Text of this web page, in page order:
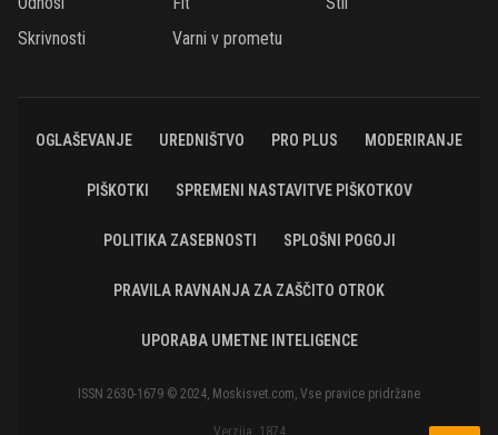
Skrivnosti
Varni v prometu
OGLAŠEVANJE UREDNIŠTVO PRO PLUS MODERIRANJE
PIŠKOTKI SPREMENI NASTAVITVE PIŠKOTKOV
POLITIKA ZASEBNOSTI SPLOŠNI POGOJI
PRAVILA RAVNANJA ZA ZAŠČITO OTROK
UPORABA UMETNE INTELIGENCE
ISSN 2630-1679 © 2024, Moskisvet.com, Vse pravice pridržane
Verzija: 1874